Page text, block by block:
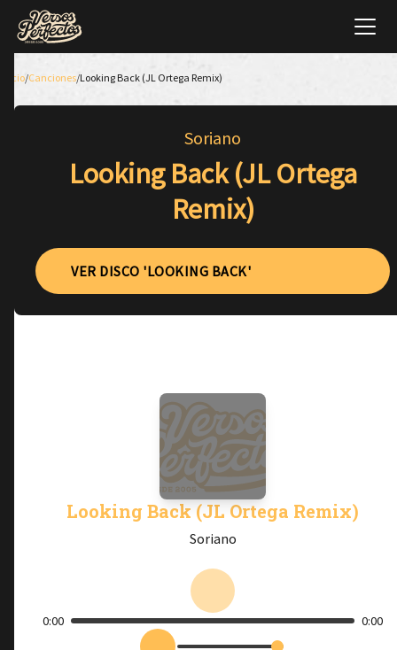
Inicio/Canciones/Looking Back (JL Ortega Remix)
Soriano
Looking Back (JL Ortega
Remix)
VER DISCO 'LOOKING BACK'
Looking Back (JL Ortega Remix)
Soriano
0:00 0:00